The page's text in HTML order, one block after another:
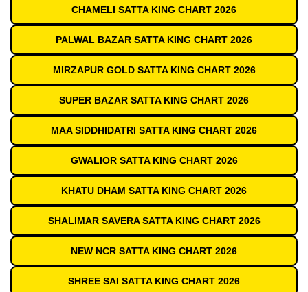
CHAMELI SATTA KING CHART 2026
PALWAL BAZAR SATTA KING CHART 2026
MIRZAPUR GOLD SATTA KING CHART 2026
SUPER BAZAR SATTA KING CHART 2026
MAA SIDDHIDATRI SATTA KING CHART 2026
GWALIOR SATTA KING CHART 2026
KHATU DHAM SATTA KING CHART 2026
SHALIMAR SAVERA SATTA KING CHART 2026
NEW NCR SATTA KING CHART 2026
SHREE SAI SATTA KING CHART 2026